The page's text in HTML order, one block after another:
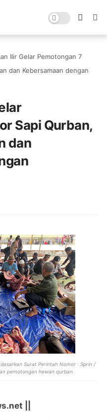
Ilir Gelar Pemotongan 7
dan Kebersamaan dengan
Sapi Qurban,
dan
Surat Perintah Nomor : Sprin /
pemotongan hewan qurban
||